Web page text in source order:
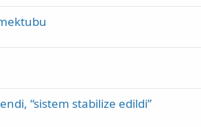
“sistem stabilize edildi”